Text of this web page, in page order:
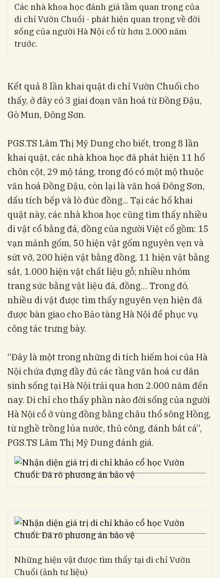
Các nhà khoa học đánh giá tầm quan trọng của
di chỉ Vườn Chuối - phát hiện quan trọng về đời
sống của người Hà Nội cổ từ hơn 2.000 năm
trước.
Kết quả 8 lần khai quật di chỉ Vườn Chuối cho
thấy, ở đây có 3 giai đoạn văn hoá từ Đồng Đậu,
Gò Mun, Đông Sơn.
PGS.TS Lâm Thị Mỹ Dung cho biết, trong 8 lần
khai quật, các nhà khoa học đã phát hiện 11 hố
chôn cột, 29 mộ táng, trong đó có một mộ thuộc
văn hoá Đồng Đậu, còn lại là văn hoá Đông Sơn,
dấu tích bếp và lò đúc đồng... Tại các hố khai
quật này, các nhà khoa học cũng tìm thấy nhiều
di vật cổ bằng đá, đồng của người Việt cổ gồm: 15
vạn mảnh gốm, 50 hiện vật gốm nguyên vẹn và
sứt vỡ, 200 hiện vật bằng đồng, 11 hiện vật bằng
sắt, 1.000 hiện vật chất liệu gỗ; nhiều nhóm
trang sức bằng vật liệu đá, đồng… Trong đó,
nhiều di vật được tìm thấy nguyên vẹn hiện đã
được bàn giao cho Bảo tàng Hà Nội để phục vụ
công tác trưng bày.
“Đây là một trong những di tích hiếm hoi của Hà
Nội chứa đựng đầy đủ các tầng văn hoá cư dân
sinh sống tại Hà Nội trải qua hơn 2.000 năm đến
nay. Di chỉ cho thấy phần nào đời sống của người
Hà Nội cổ ở vùng đồng bằng châu thổ sông Hồng,
từ nghề trồng lúa nước, thủ công, đánh bắt cá”,
PGS.TS Lâm Thị Mỹ Dung đánh giá.
Những hiện vật được tìm thấy tại di chỉ Vườn
Chuối (ảnh tư liệu)